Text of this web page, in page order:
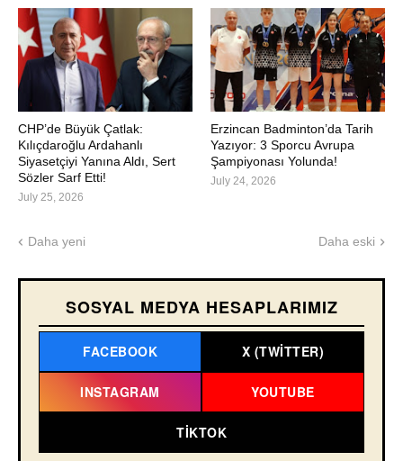
CHP’de Büyük Çatlak:
Kılıçdaroğlu Ardahanlı
Siyasetçiyi Yanına Aldı, Sert
Sözler Sarf Etti!
July 25, 2026
Erzincan Badminton’da Tarih
Yazıyor: 3 Sporcu Avrupa
Şampiyonası Yolunda!
July 24, 2026
Daha yeni Daha eski
SOSYAL MEDYA HESAPLARIMIZ
FACEBOOK X (TWITTER)
INSTAGRAM YOUTUBE
TIKTOK